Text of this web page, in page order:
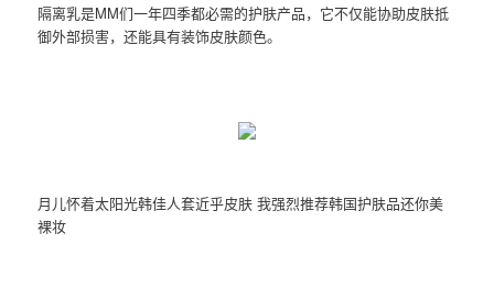
隔离乳是MM们一年四季都必需的护肤产品，它不仅能协助皮肤抵
御外部损害，还能具有装饰皮肤颜色。
月儿怀着太阳光韩佳人套近乎皮肤 我强烈推荐韩国护肤品还你美
裸妆